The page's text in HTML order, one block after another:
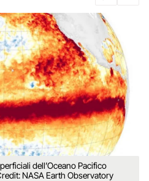
dell’Oceano Pacifico
NASA Earth Observatory